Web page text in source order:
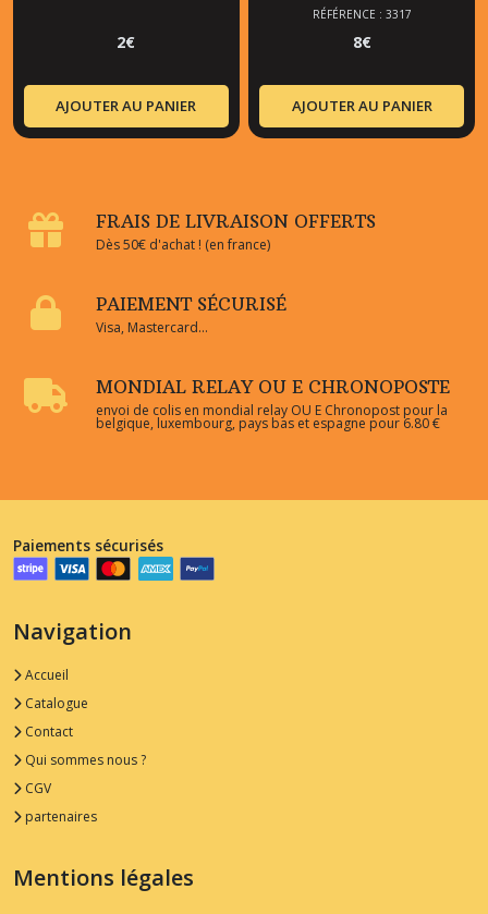
2€
AJOUTER AU PANIER
RÉFÉRENCE : 3317
8€
AJOUTER AU PANIER
FRAIS DE LIVRAISON OFFERTS
Dès 50€ d'achat ! (en france)
PAIEMENT SÉCURISÉ
Visa, Mastercard...
MONDIAL RELAY OU E CHRONOPOSTE
envoi de colis en mondial relay OU E Chronopost pour la
belgique, luxembourg, pays bas et espagne pour 6.80 €
Paiements sécurisés
Navigation
Accueil
Catalogue
Contact
Qui sommes nous ?
CGV
partenaires
Mentions légales